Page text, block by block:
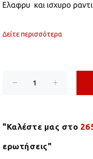
Ελαφρυ και ισχυρο
Δείτε περισσότερα
"Καλέστε μας στο
ερωτήσεις"